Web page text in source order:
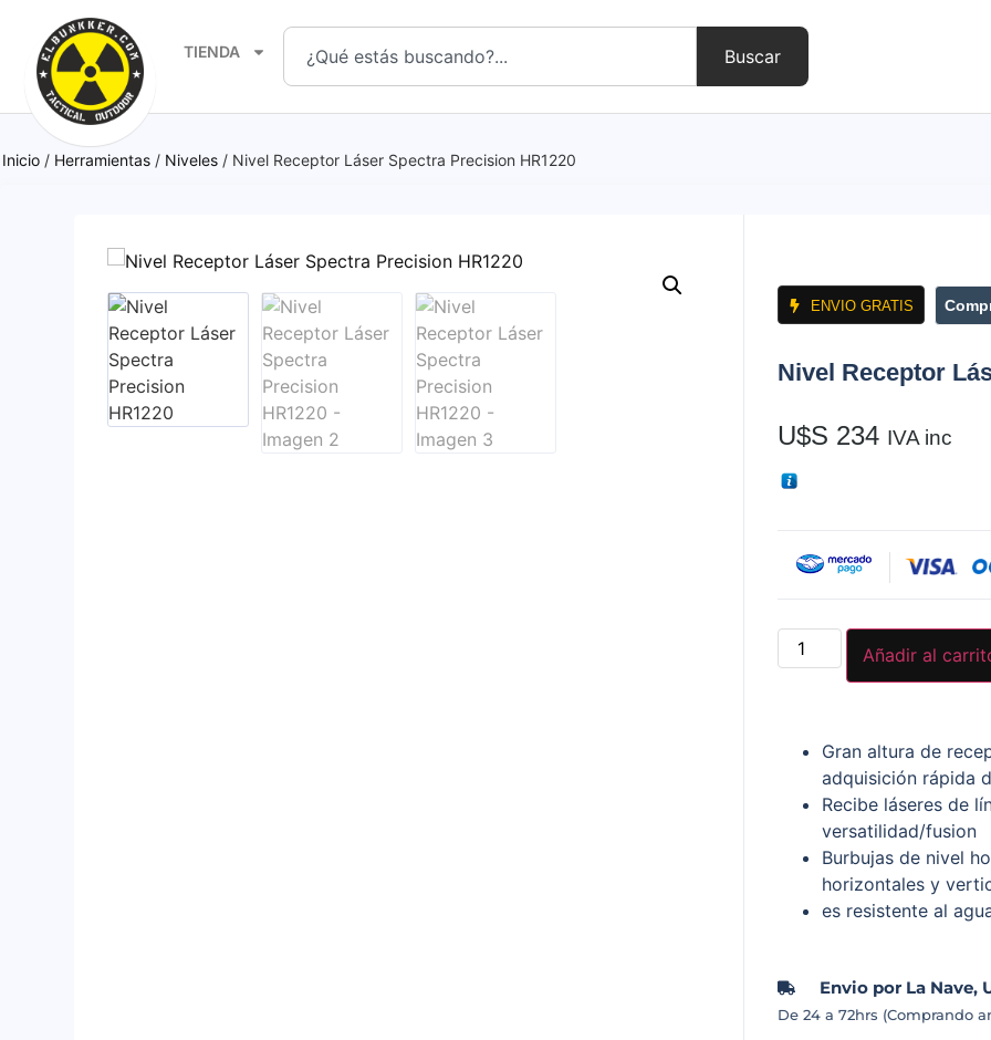
TIENDA Buscar
Inicio / Herramientas / Niveles / Nivel Receptor Láser Spectra Precision HR1220
ENVIO GRATIS
Nivel Receptor
U$S 234 IVA inc
Añadir al
Gran altura de
adquisición rápida
Recibe láseres de
versatilidad/fusion
Burbujas de nivel
horizontales y
es resistente al
Envio por La Nave,
De 24 a 72hrs (Comprando